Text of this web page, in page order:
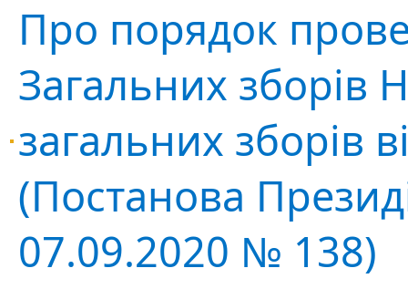
Про порядок
Загальних зборів
загальних зборів
(Постанова
07.09.2020 № 138)